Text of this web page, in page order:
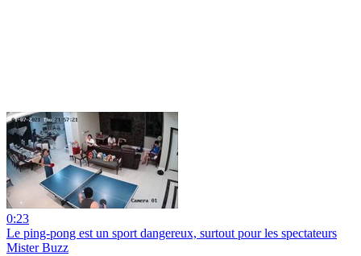
0:23
Le ping-pong est un sport dangereux, surtout pour les spectateurs
Mister Buzz